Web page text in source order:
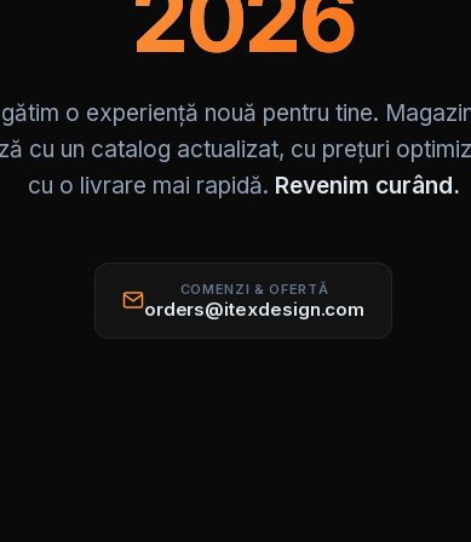
o experiență nouă pentru tine.
cu un catalog actualizat, cu prețuri
cu o livrare mai rapidă. Revenim curând.
COMENZI & OFERTĂ
orders@itexdesign.com